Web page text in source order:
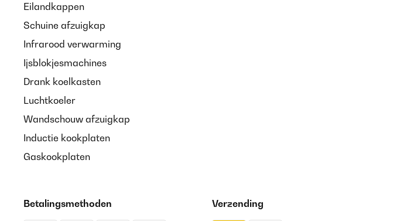
Eilandkappen
Schuine afzuigkap
Infrarood verwarming
Ijsblokjesmachines
Drank koelkasten
Luchtkoeler
Wandschouw afzuigkap
Inductie kookplaten
Gaskookplaten
Betalingsmethoden Verzending